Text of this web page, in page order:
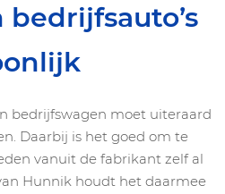
bedrijfswagen moet uiteraard
Daarbij is het goed om te
vanuit de fabrikant zelf al
Hunnik houdt het daarmee